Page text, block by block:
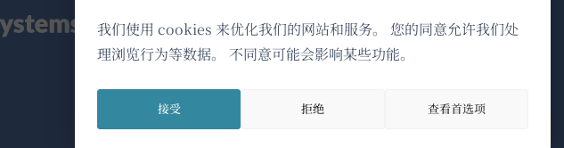
我们使用 cookies 来优化我们的网站和服务。 您的同意允许我们处
理浏览行为等数据。 不同意可能会影响某些功能。
接受 拒绝 查看首选项
关于WPML
GDPR与隐私政策